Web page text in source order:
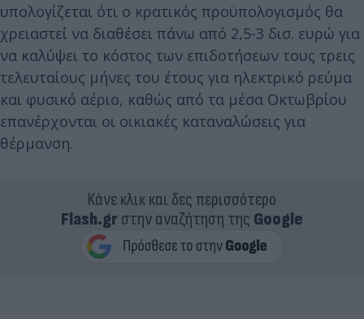
υπολογίζεται ότι ο κρατικός προϋπολογισμός θα
χρειαστεί να διαθέσει πάνω από 2,5-3 δισ. ευρώ για
να καλύψει το κόστος των επιδοτήσεων τους τρεις
τελευταίους μήνες του έτους για ηλεκτρικό ρεύμα
και φυσικό αέριο, καθώς από τα μέσα Οκτωβρίου
επανέρχονται οι οικιακές καταναλώσεις για
θέρμανση.
Κάνε κλικ και δες περισσότερο
Flash.grστην αναζήτηση της Google